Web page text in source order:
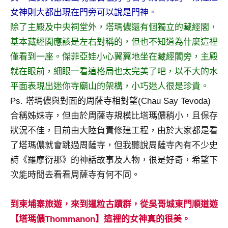
旅
雜
誌
專
欄、
觀
局
合
作
達
人
象。
女神則大都出現在門旁可以說是門神。
除了主殿及中央祠堂外，塔瑪儂還有個獨立的藏經閣，
基本藏經閣應該是左右對稱的，但也不知道為什麼這裡
僅看到一座。傑菲亞娃小心翼翼地坐在藏經閣旁，主殿
就在眼前，細眼一看這格局也太完美了吧，以不大的水
平面表現出迷你寺廟山的架構，小巧迷人很是珍貴。
Ps. 塔瑪儂與對面的周薩寺相對望(Chau Say Tevoda)
合稱姊妹寺，但由於周薩寺規模比塔瑪儂稍小，且保存
狀況不佳，目前由大陸負責修建工程，由於大家都是看
了塔瑪儂就會跳過周薩寺，但我聽說周薩寺內有不少史
詩《羅摩衍那》的神話故事及人物，很是好奇，希望下
次能時間去看看周薩寺有何不同。
到柬埔寨旅遊，來到暹粒古蹟群，從吳哥城東門順道遊
【塔瑪儂Thommanon】這裡的女神真的很美。